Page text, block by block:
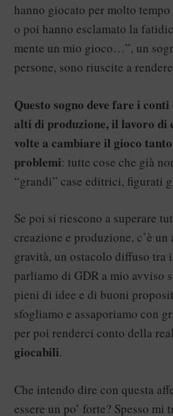
hanno giocato per molto
o poi hanno esclamato la
mente un mio gioco…”, un
persone, sono riuscite a
Questo sogno deve fare i
alti di produzione, il lavoro di
volte a cambiare il gioco
problemi: tutte cose che già
“grandi” case editrici, figurati
Se poi si riescono a superare
creazione e produzione, c’è
gravità, un ostacolo diffuso tra
parliamo di GDR a mio avviso
pieni di idee e di buoni
sfogliamo e assaporiamo con
per poi renderci conto della
giocabili.
Che intendo dire con questa
essere un po’ forte? Spesso mi